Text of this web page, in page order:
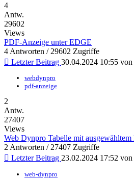
4
Antw.
29602
Views
PDF-Anzeige unter EDGE
4 Antworten / 29602 Zugriffe
Letzter Beitrag 30.04.2024 10:55 von
webdynpro
pdf-anzeige
2
Antw.
27407
Views
Web Dynpro Tabelle mit ausgewähltem
2 Antworten / 27407 Zugriffe
Letzter Beitrag 23.02.2024 17:52 von
web-dynpro